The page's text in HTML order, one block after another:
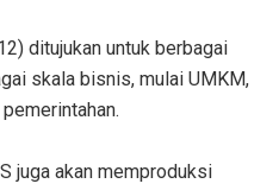
ditujukan untuk berbagai
skala bisnis, mulai UMKM,
juga akan memproduksi